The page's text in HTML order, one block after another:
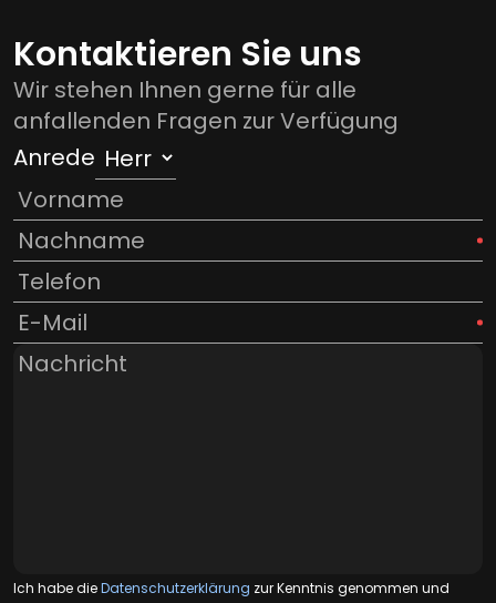
Anrede
Ich habe dieDatenschutzerklärung zur Kenntnis genommen und
Kontaktieren Sie uns
Wir stehen Ihnen gerne für alle
anfallenden Fragen zur Verfügung